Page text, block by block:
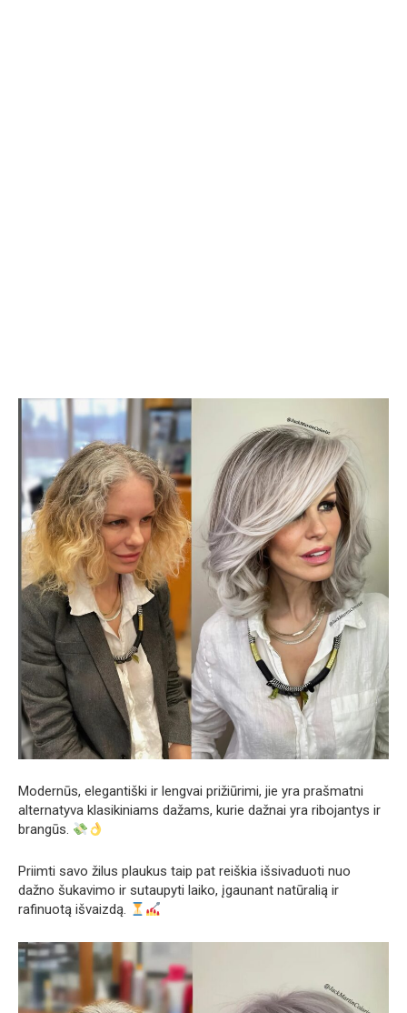
Modernūs, elegantiški ir lengvai prižiūrimi, jie yra prašmatni
alternatyva klasikiniams dažams, kurie dažnai yra ribojantys ir
brangūs.
Priimti savo žilus plaukus taip pat reiškia išsivaduoti nuo
dažno šukavimo ir sutaupyti laiko, įgaunant natūralią ir
rafinuotą išvaizdą.